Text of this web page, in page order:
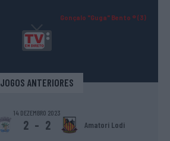
Gonçalo "Guga" Bento ® (3)
JOGOS ANTERIORES
14 DEZEMBRO 2023
2 - 2 Amatori Lodi